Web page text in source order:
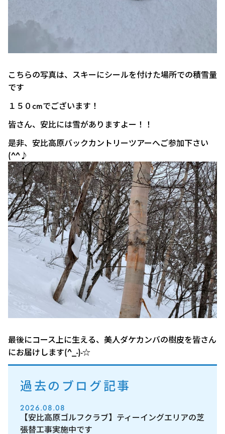
こちらの写真は、スキーにシールを付けた場所での積雪量
です
１５０cmでございます！
皆さん、安比には雪がありますよー！！
是非、安比高原バックカントリーツアーへご参加下さい
(^^♪
最後にコース上に生える、美人ダケカンバの樹皮を皆さん
にお届けします(^_-)-☆
過去のブログ記事
2026.08.08
【安比高原ゴルフクラブ】ティーイングエリアの芝
張替工事実施中です